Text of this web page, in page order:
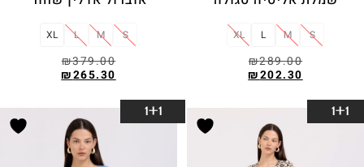
S
M
L
XL
₪289.00
₪202.30
בחר אפשרויות
S
M
L
XL
₪379.00
₪265.30
בחר אפשרויות
1+1
1+1